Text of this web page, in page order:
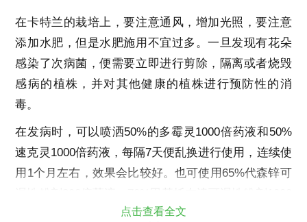
在卡特兰的栽培上，要注意通风，增加光照，要注意
添加水肥，但是水肥施用不宜过多。一旦发现有花朵
感染了次病菌，便需要立即进行剪除，隔离或者烧毁
感病的植株，并对其他健康的植株进行预防性的消
毒。
在发病时，可以喷洒50%的多霉灵 1000倍药液和50%
速克灵 1000倍药液，每隔7天便乱换进行使用，连续使
用 1个月左右，效果会比较好。也可使用65%代森锌可
800倍药液喷洒防治。
点击查看全文